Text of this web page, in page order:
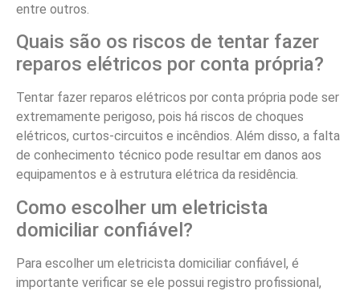
entre outros.
Quais são os riscos de tentar fazer
reparos elétricos por conta própria?
Tentar fazer reparos elétricos por conta própria pode ser
extremamente perigoso, pois há riscos de choques
elétricos, curtos-circuitos e incêndios. Além disso, a falta
de conhecimento técnico pode resultar em danos aos
equipamentos e à estrutura elétrica da residência.
Como escolher um eletricista
domiciliar confiável?
Para escolher um eletricista domiciliar confiável, é
importante verificar se ele possui registro profissional,